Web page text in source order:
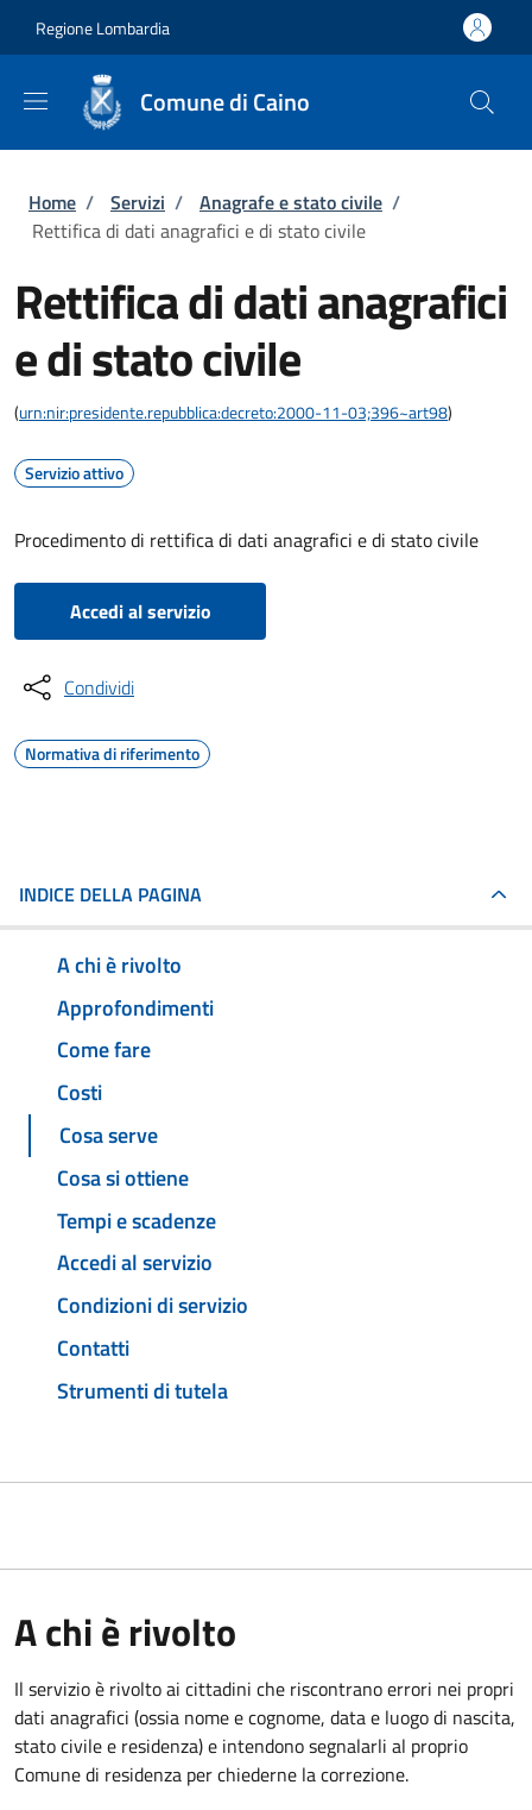
Regione Lombardia
Comune di Caino
Briciole di pane
Home / Servizi / Anagrafe e stato civile /
Rettifica di dati anagrafici e di stato civile
Rettifica di dati anagrafici
e di stato civile
(urn:nir:presidente.repubblica:decreto:2000-11-03;396~art98)
Servizio attivo
Procedimento di rettifica di dati anagrafici e di stato civile
Accedi al servizio
Condividi
Normativa di riferimento
INDICE DELLA PAGINA
A chi è rivolto
Approfondimenti
Come fare
Costi
Cosa serve
Cosa si ottiene
Tempi e scadenze
Accedi al servizio
Condizioni di servizio
Contatti
Strumenti di tutela
A chi è rivolto
Il servizio è rivolto ai cittadini che riscontrano errori nei propri
dati anagrafici (ossia nome e cognome, data e luogo di nascita,
stato civile e residenza) e intendono segnalarli al proprio
Comune di residenza per chiederne la correzione.